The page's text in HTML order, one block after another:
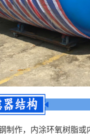
制作，内涂环氧树脂